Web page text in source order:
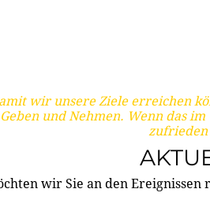
wir unsere Ziele erreichen
und Nehmen. Wenn
wir Sie an den Ereignissen